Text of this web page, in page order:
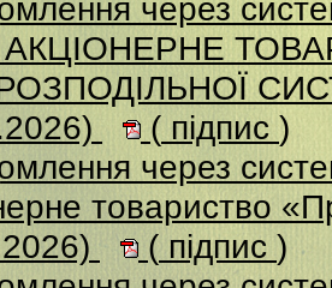
через
( підпис )
через
товариство
( підпис )